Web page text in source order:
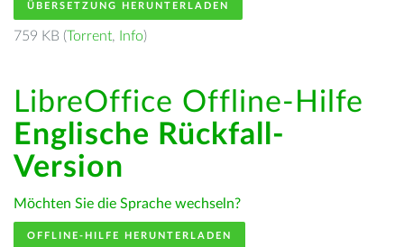
ÜBERSETZUNG HERUNTERLADEN
759 KB (Torrent, Info)
LibreOffice Offline-Hilfe
Englische Rückfall-
Version
Möchten Sie die Sprache wechseln?
OFFLINE-HILFE HERUNTERLADEN